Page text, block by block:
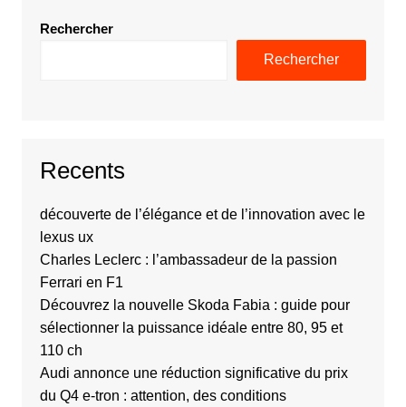
Rechercher
Rechercher
Recents
découverte de l’élégance et de l’innovation avec le
lexus ux
Charles Leclerc : l’ambassadeur de la passion
Ferrari en F1
Découvrez la nouvelle Skoda Fabia : guide pour
sélectionner la puissance idéale entre 80, 95 et
110 ch
Audi annonce une réduction significative du prix
du Q4 e-tron : attention, des conditions